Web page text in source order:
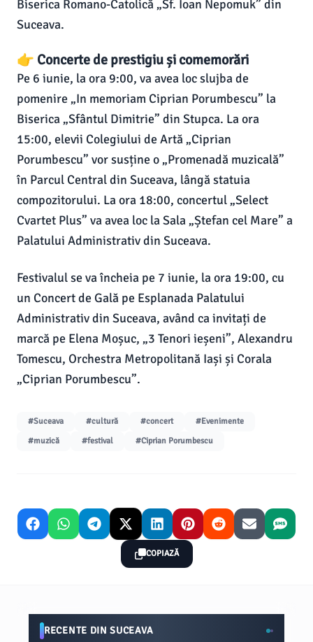
Biserica Romano-Catolică „Sf. Ioan Nepomuk” din
Suceava.
👉 Concerte de prestigiu și comemorări
Pe 6 iunie, la ora 9:00, va avea loc slujba de
pomenire „In memoriam Ciprian Porumbescu” la
Biserica „Sfântul Dimitrie” din Stupca. La ora
15:00, elevii Colegiului de Artă „Ciprian
Porumbescu” vor susține o „Promenadă muzicală”
în Parcul Central din Suceava, lângă statuia
compozitorului. La ora 18:00, concertul „Select
Cvartet Plus” va avea loc la Sala „Ștefan cel Mare” a
Palatului Administrativ din Suceava.
Festivalul se va încheia pe 7 iunie, la ora 19:00, cu
un Concert de Gală pe Esplanada Palatului
Administrativ din Suceava, având ca invitați de
marcă pe Elena Moșuc, „3 Tenori ieșeni”, Alexandru
Tomescu, Orchestra Metropolitană Iași și Corala
„Ciprian Porumbescu”.
#Suceava #cultură #concert
#Evenimente
#muzică
#festival #Ciprian Porumbescu
COPIAZĂ
RECENTE DIN SUCEAVA